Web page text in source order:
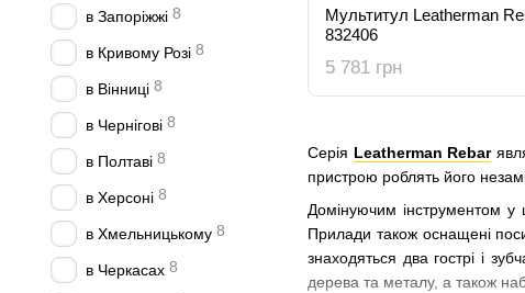
Серія Leatherman Rebar
пристрою роблять його
Домінуючим інструментом у
Прилади також оснащені
знаходяться два гострі і
дерева та металу, а також
Мультитул Leatherman
832406
5 781 грн
в Запоріжжі 8
в Кривому Розі 8
в Вінниці 8
в Чернігові 8
в Полтаві 8
в Херсоні 8
в Хмельницькому 8
в Черкасах 8